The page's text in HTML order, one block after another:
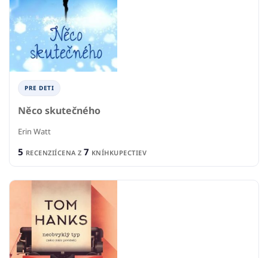
PRE DETI
Něco skutečného
Erin Watt
5 RECENZIÍCENA Z 7 KNÍHKUPECTIEV